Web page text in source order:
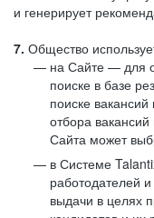
и генерирует
7. Общество
на Сайте — для
поиске в базе
поиске
отбора
Сайта может
в Системе
работодателей
выдачи в целях